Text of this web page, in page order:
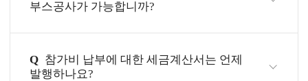
부스공사가 가능합니까?
Q 참가비 납부에 대한 세금계산서는 언제
발행하나요?